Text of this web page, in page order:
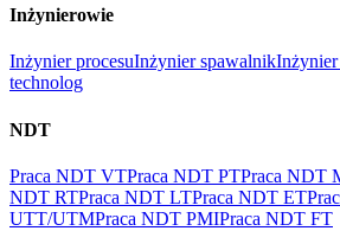
Inżynierowie
Inżynier procesuInżynier spawalnik
technolog
NDT
Praca NDT VTPraca NDT PTPraca NDT
NDT RTPraca NDT LTPraca NDT ET
UTT/UTMPraca NDT PMIPraca NDT FT